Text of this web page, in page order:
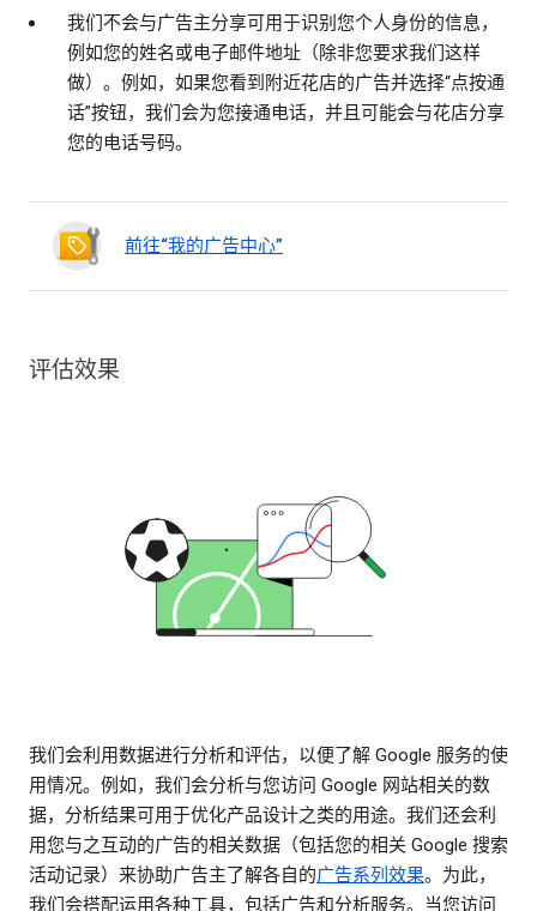
我们不会与广告主分享可用于识别您个人身份的信息，
例如您的姓名或电子邮件地址（除非您要求我们这样
做）。例如，如果您看到附近花店的广告并选择“点按通
话”按钮，我们会为您接通电话，并且可能会与花店分享
您的电话号码。
前往“我的广告中心”
评估效果
我们会利用数据进行分析和评估，以便了解 Google 服务的使
用情况。例如，我们会分析与您访问 Google 网站相关的数
据，分析结果可用于优化产品设计之类的用途。我们还会利
用您与之互动的广告的相关数据（包括您的相关 Google 搜索
活动记录）来协助广告主了解各自的广告系列效果。为此，
我们会搭配运用各种工具，包括广告和分析服务。当您访问